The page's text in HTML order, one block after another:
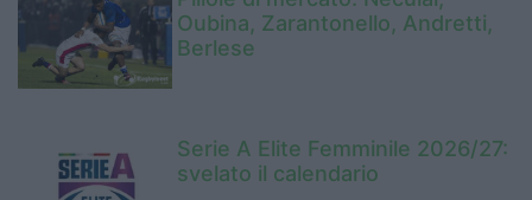
Oubina, Zarantonello, Andretti,
Berlese
Serie A Elite Femminile 2026/27:
svelato il calendario